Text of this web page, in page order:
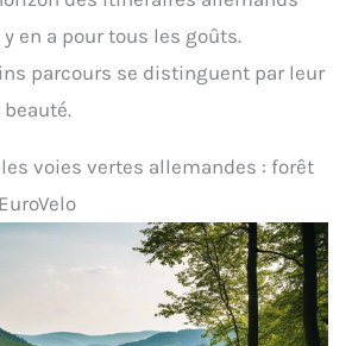
en a pour tous les goûts.
parcours se distinguent par leur
voies vertes allemandes : forêt